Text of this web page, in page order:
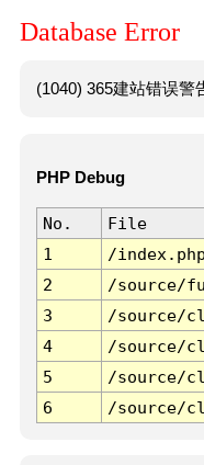
Database Error
(1040) 365建站错误警
PHP Debug
No. File
1
/index.php
2
/source/
3
/source/
4
/source/
5
/source/
6
/source/